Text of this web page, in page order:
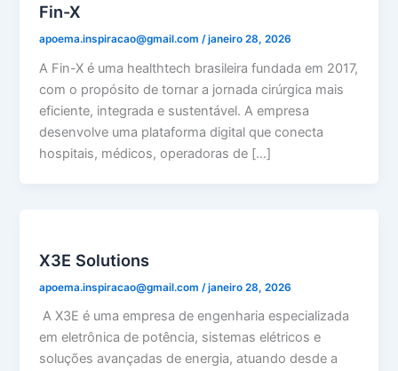
Fin-X
apoema.inspiracao@gmail.com/janeiro 28, 2026
A Fin-X é uma healthtech brasileira fundada em 2017,
com o propósito de tornar a jornada cirúrgica mais
eficiente, integrada e sustentável. A empresa
desenvolve uma plataforma digital que conecta
hospitais, médicos, operadoras de […]
X3E Solutions
apoema.inspiracao@gmail.com /janeiro 28, 2026
A X3E é uma empresa de engenharia especializada
em eletrônica de potência, sistemas elétricos e
soluções avançadas de energia, atuando desde a